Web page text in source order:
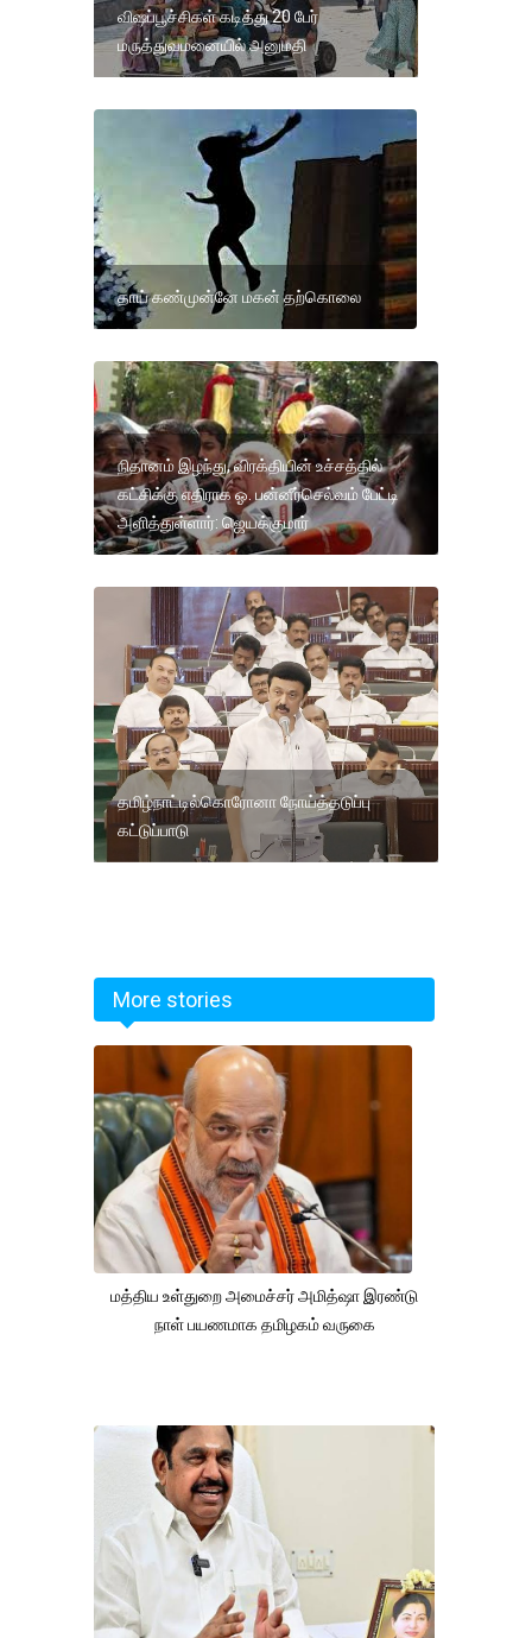
விஷப்பூச்சிகள் கடித்து 20 பேர்
மருத்துவமனையில் அனுமதி
தாய் கண்முன்னே மகன் தற்கொலை
நிதானம் இழந்து, விரக்தியின் உச்சத்தில்
கட்சிக்கு எதிராக ஓ. பன்னீர்செல்வம் பேட்டி
அளித்துள்ளார்: ஜெயக்குமார்
தமிழ்நாட்டில்கொரோனா நோய்த்தடுப்பு
கட்டுப்பாடு
More stories
மத்திய உள்துறை அமைச்சர் அமித்ஷா இரண்டு
நாள் பயணமாக தமிழகம் வருகை